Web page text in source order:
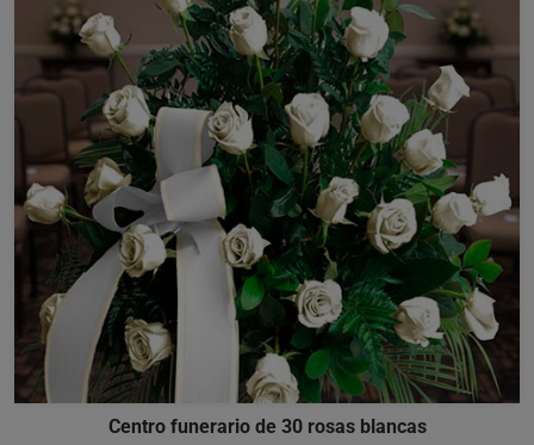
Centro funerario de 30 rosas blancas